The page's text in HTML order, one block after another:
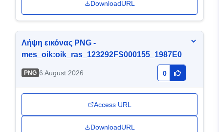
DownloadURL
Λήψη εικόνας PNG -
mes_oik:oik_ras_123292FS000155_1987E0
PNG 6 August 2026 0
Access URL
DownloadURL